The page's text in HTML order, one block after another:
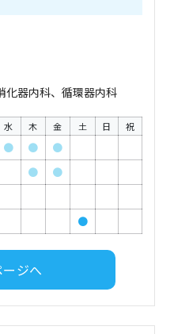
化器内科、循環器内科
水 木 金 土 日 祝
● ●
●
●
●
●
ジへ